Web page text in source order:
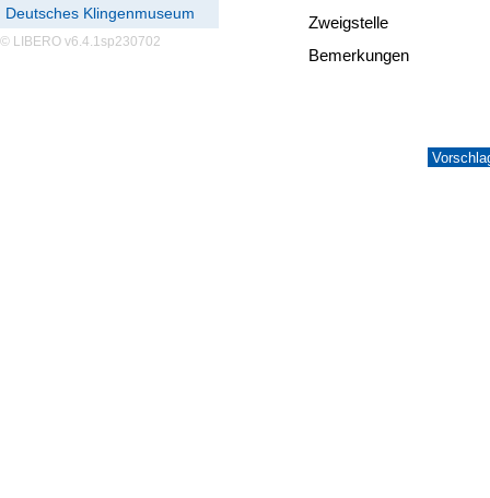
Deutsches Klingenmuseum
© LIBERO v6.4.1sp230702
Zweigstelle
Bemerkungen